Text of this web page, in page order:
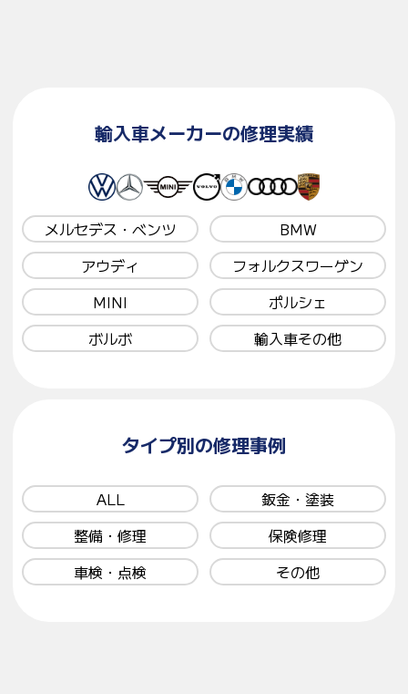
輸入車メーカーの修理実績
メルセデス・ベンツ
BMW
アウディ
フォルクスワーゲン
MINI
ポルシェ
ボルボ
輸入車その他
タイプ別の修理事例
ALL
鈑金・塗装
整備・修理
保険修理
車検・点検
その他